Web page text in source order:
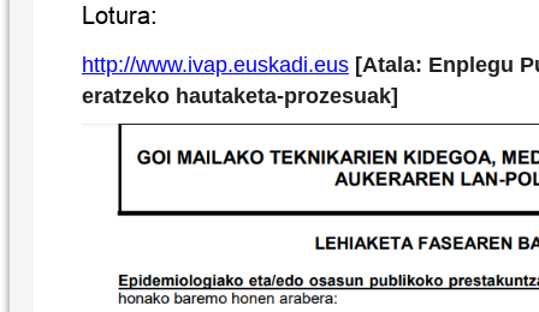
Lotura:
http://www.ivap.euskadi.eus [Atala: Enplegu
eratzeko hautaketa-prozesuak]